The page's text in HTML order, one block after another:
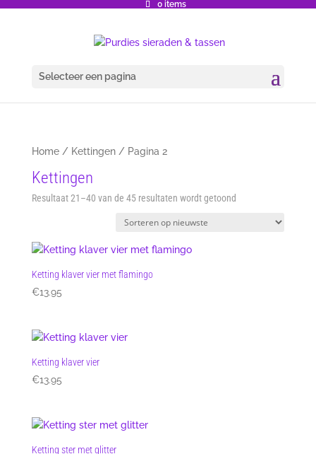
0 items
Selecteer een pagina
Home/ Kettingen/ Pagina 2
Kettingen
Resultaat 21–40 van de 45 resultaten wordt getoondGesorteerd
Ketting klaver vier met flamingo
€13.95
Ketting klaver vier
€13.95
Ketting ster met glitter